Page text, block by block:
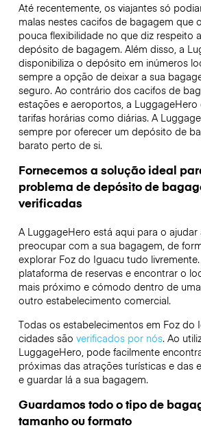
Até recentemente, os viajantes só
malas nestes cacifos de bagagem que
pouca flexibilidade no que diz respeito
depósito de bagagem. Além disso, a
disponibiliza o depósito em inúmeros
sempre a opção de deixar a sua
seguro. Ao contrário dos cacifos de
estações e aeroportos, a LuggageHero
tarifas horárias como diárias. A
sempre por oferecer um depósito de
barato perto de si.
Fornecemos a solução ideal
problema de depósito de
verificadas
A LuggageHero está aqui para o
preocupar com a sua bagagem, de
explorar Foz do Iguacu tudo
plataforma de reservas e encontrar o
mais próximo e cómodo dentro de
outro estabelecimento comercial.
Todas os estabelecimentos em Foz do
cidades são verificados por nós. Ao
LuggageHero, pode facilmente
próximas das atrações turísticas e das
e guardar lá a sua bagagem.
Guardamos todo o tipo de
tamanho ou formato